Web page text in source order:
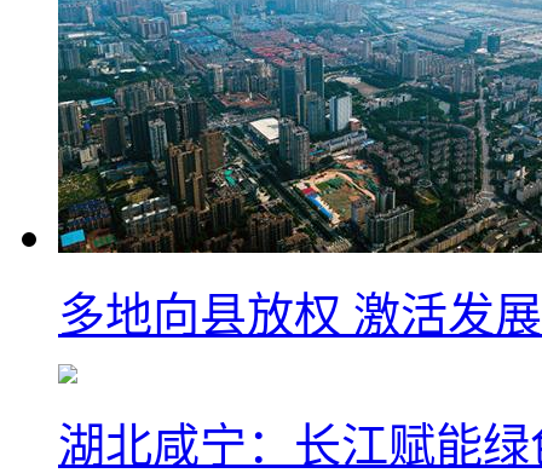
多地向县放权 激活发
湖北咸宁：长江赋能